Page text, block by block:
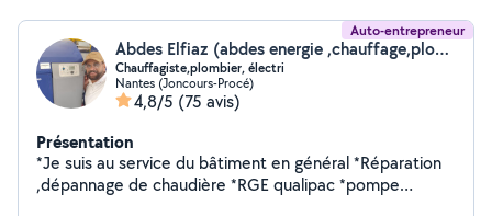
Auto-entrepreneur
Abdes Elfiaz (abdes energie ,chauffage,plomber , PAC fioul)
Chauffagiste,plombier, électri
Nantes (Joncours-Procé)
4,8/5 (75 avis)
Présentation
*Je suis au service du bâtiment en général *Réparation
,dépannage de chaudière *RGE qualipac *pompe